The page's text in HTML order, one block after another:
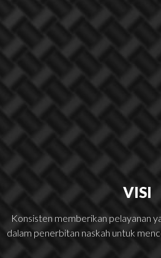
VISI
Konsisten memberikan pelayanan
dalam penerbitan naskah untuk